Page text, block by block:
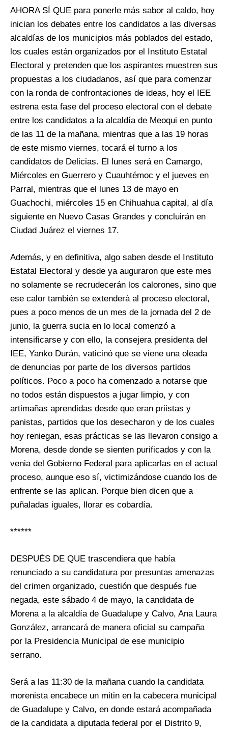
AHORA SÍ QUE para ponerle más sabor al caldo, hoy
inician los debates entre los candidatos a las diversas
alcaldías de los municipios más poblados del estado,
los cuales están organizados por el Instituto Estatal
Electoral y pretenden que los aspirantes muestren sus
propuestas a los ciudadanos, así que para comenzar
con la ronda de confrontaciones de ideas, hoy el IEE
estrena esta fase del proceso electoral con el debate
entre los candidatos a la alcaldía de Meoqui en punto
de las 11 de la mañana, mientras que a las 19 horas
de este mismo viernes, tocará el turno a los
candidatos de Delicias. El lunes será en Camargo,
Miércoles en Guerrero y Cuauhtémoc y el jueves en
Parral, mientras que el lunes 13 de mayo en
Guachochi, miércoles 15 en Chihuahua capital, al día
siguiente en Nuevo Casas Grandes y concluirán en
Ciudad Juárez el viernes 17.
Además, y en definitiva, algo saben desde el Instituto
Estatal Electoral y desde ya auguraron que este mes
no solamente se recrudecerán los calorones, sino que
ese calor también se extenderá al proceso electoral,
pues a poco menos de un mes de la jornada del 2 de
junio, la guerra sucia en lo local comenzó a
intensificarse y con ello, la consejera presidenta del
IEE, Yanko Durán, vaticinó que se viene una oleada
de denuncias por parte de los diversos partidos
políticos. Poco a poco ha comenzado a notarse que
no todos están dispuestos a jugar limpio, y con
artimañas aprendidas desde que eran priistas y
panistas, partidos que los desecharon y de los cuales
hoy reniegan, esas prácticas se las llevaron consigo a
Morena, desde donde se sienten purificados y con la
venia del Gobierno Federal para aplicarlas en el actual
proceso, aunque eso sí, victimizándose cuando los de
enfrente se las aplican. Porque bien dicen que a
puñaladas iguales, llorar es cobardía.
******
DESPUÉS DE QUE trascendiera que había
renunciado a su candidatura por presuntas amenazas
del crimen organizado, cuestión que después fue
negada, este sábado 4 de mayo, la candidata de
Morena a la alcaldía de Guadalupe y Calvo, Ana Laura
González, arrancará de manera oficial su campaña
por la Presidencia Municipal de ese municipio
serrano.
Será a las 11:30 de la mañana cuando la candidata
morenista encabece un mitin en la cabecera municipal
de Guadalupe y Calvo, en donde estará acompañada
de la candidata a diputada federal por el Distrito 9,